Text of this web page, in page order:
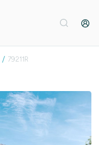
/ 79211R